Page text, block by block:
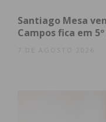
Assine
obtenha de
Santiago Mesa
Campos fica em
7 DE AGOSTO 2026